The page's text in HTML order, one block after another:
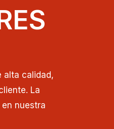
alta calidad,
La
nuestra